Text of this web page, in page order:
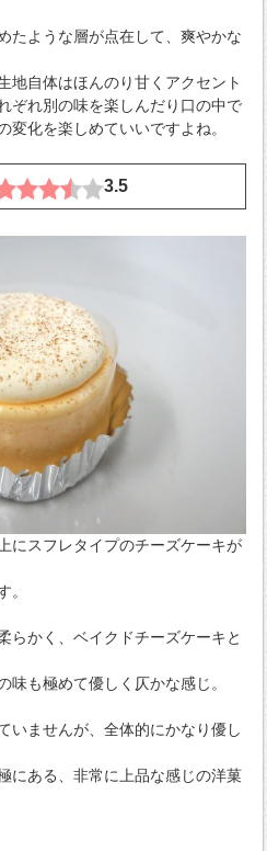
たような層が点在して、爽やかな
地自体はほんのり甘くアクセント
ぞれ別の味を楽しんだり口の中で
変化を楽しめていいですよね。
3.5
にスフレタイプのチーズケーキが
。
らかく、ベイクドチーズケーキと
味も極めて優しく仄かな感じ。
いませんが、全体的にかなり優し
にある、非常に上品な感じの洋菓